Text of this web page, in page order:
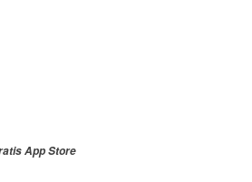
App Store